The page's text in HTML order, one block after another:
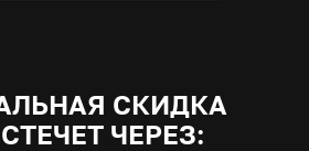
СКИДКА
ЧЕРЕЗ: